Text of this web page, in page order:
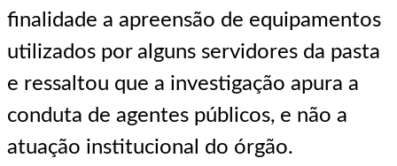
finalidade a apreensão de equipamentos
utilizados por alguns servidores da pasta
e ressaltou que a investigação apura a
conduta de agentes públicos, e não a
atuação institucional do órgão.